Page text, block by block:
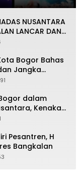
NUSANTARA
LANCAR DAN
Bogor Bahas
Jangka
dalam
Kenakan
Simbol
Pesantren, H
Bangkalan